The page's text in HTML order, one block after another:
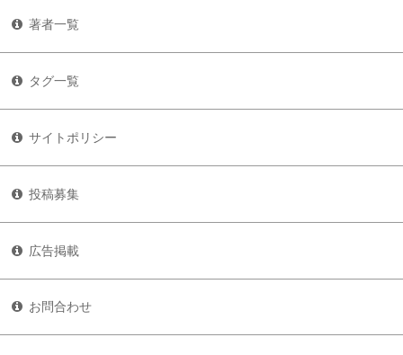
著者一覧
タグ一覧
サイトポリシー
投稿募集
広告掲載
お問合わせ